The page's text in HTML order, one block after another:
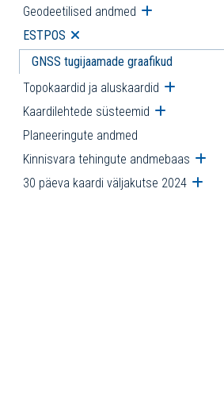
Geodeetilised andmed Ava
ESTPOS Ava alammenüü
GNSS tugijaamade graafikud
Topokaardid ja aluskaardid Ava
Kaardilehtede süsteemid Ava
Planeeringute andmed
Kinnisvara tehingute andmebaas
30 päeva kaardi väljakutse 2024 Ava